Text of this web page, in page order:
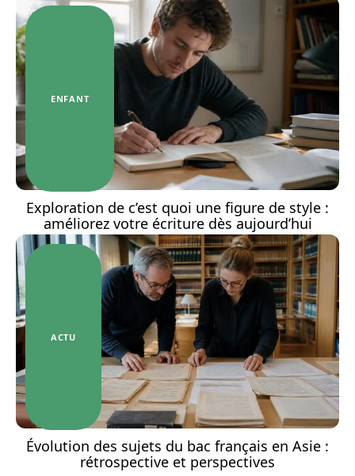
ENFANT
Exploration de c’est quoi une figure de style :
améliorez votre écriture dès aujourd’hui
ACTU
Évolution des sujets du bac français en Asie :
rétrospective et perspectives